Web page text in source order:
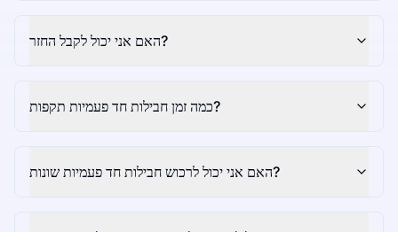
האם אני יכול לקבל החזר?
כמה זמן חבילות חד פעמיות תקפות?
האם אני יכול לרכוש חבילות חד פעמיות שונות?